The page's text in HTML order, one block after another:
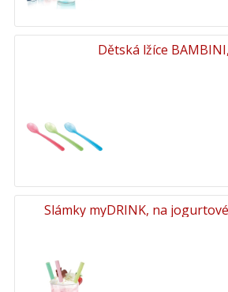
Dětská lžíce
Slámky myDRINK, na